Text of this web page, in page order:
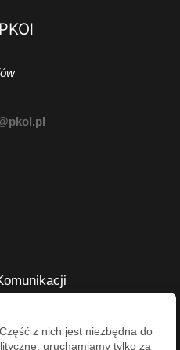
z nich jest niezbędna do
uruchamiamy tylko za